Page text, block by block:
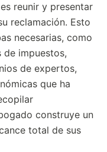
reunir y presentar
reclamación. Esto
necesarias, como
de impuestos,
de expertos,
que ha
construye un
total de sus